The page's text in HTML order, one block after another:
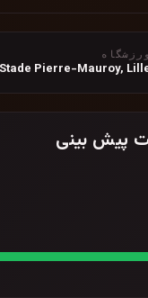
ورزشگاه
Pierre-Mauroy,
پیش بینی